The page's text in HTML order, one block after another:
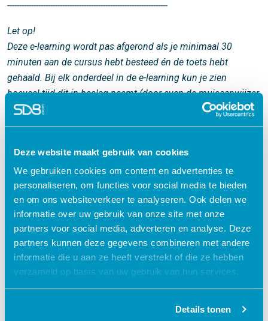
Deze website maakt gebruik van cookies
We gebruiken cookies om content en advertenties te
personaliseren, om functies voor social media te bieden
en om ons websiteverkeer te analyseren. Ook delen we
informatie over uw gebruik van onze site met onze
partners voor social media, adverteren en analyse. Deze
partners kunnen deze gegevens combineren met andere
informatie die u aan ze heeft verstrekt of die ze hebben
verzameld op basis van uw gebruik van hun services.
Details tonen
-------------------------------------------------------------------
Let op!
Deze e-learning wordt pas afgerond als je minimaal 30
minuten aan de cursus hebt besteed én de toets hebt
gehaald. Bij elk onderdeel in de e-learning kun je zien
hoeveel tijd dit in beslag neemt (door even de muisaanwijzer
boven een werkvorm te houden). Het gaat erom dat je
opgeteld minimaal 30 minuten aan onderdelen hebt
-------------------------------------------------------------------
Acute zorg & VRH
access_time 90 minuten
check Geaccrediteerd door:
V&VN
Accr.nr. 676715 1 punt